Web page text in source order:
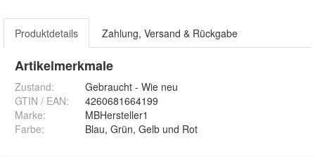
Produktdetails Zahlung, Versand & Rückgabe
Artikelmerkmale
Zustand:
Gebraucht - Wie neu
GTIN / EAN:
4260681664199
Marke:
MBHersteller1
Farbe: Blau, Grün, Gelb und Rot